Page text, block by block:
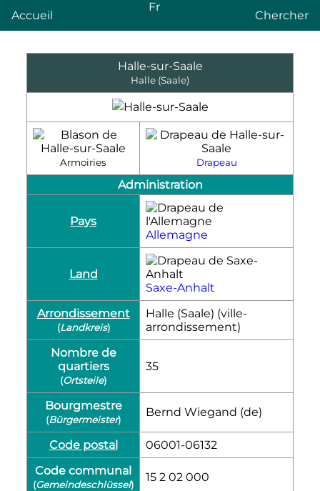
Accueil
Fr
Chercher
Halle-sur-Saale
Halle (Saale)
Armoiries Drapeau
Administration
Pays
Allemagne
Land
Saxe-Anhalt
Arrondissement
(Landkreis)
Halle (Saale) (ville-
arrondissement)
Nombre de
quartiers
(Ortsteile)
35
Bourgmestre
(Bürgermeister)
Bernd Wiegand (de)
Code postal
06001-06132
Code communal
(Gemeindeschlüssel)
15 2 02 000